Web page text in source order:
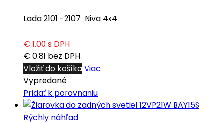
Lada 2101 -2107 Niva 4x4
€ 1.00s DPH
€ 0.81 bez DPH
Vložiť do košíkaViac
Vypredané
Pridať k porovnaniu
Rýchly náhľad